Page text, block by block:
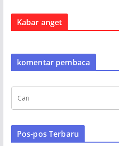
Kabar anget
komentar pembaca
Pos-pos Terbaru